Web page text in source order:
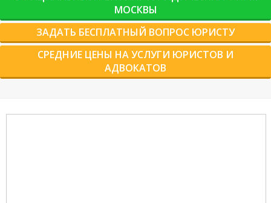
МОСКВЫ
ЗАДАТЬ БЕСПЛАТНЫЙ ВОПРОС ЮРИСТУ
СРЕДНИЕ ЦЕНЫ НА УСЛУГИ ЮРИСТОВ И
АДВОКАТОВ